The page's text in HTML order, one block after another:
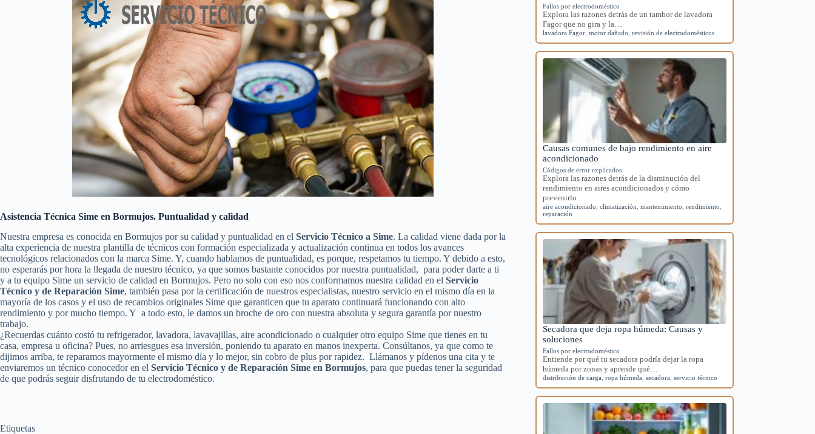
Asistencia Técnica Sime en Bormujos. Puntualidad y calidad
Nuestra empresa es conocida en Bormujos por su calidad y puntualidad en el Servicio Técnico a Sime. La calidad viene dada por la
alta experiencia de nuestra plantilla de técnicos con formación especializada y actualización continua en todos los avances
tecnológicos relacionados con la marca Sime. Y, cuando hablamos de puntualidad, es porque, respetamos tu tiempo. Y debido a esto,
no esperarás por hora la llegada de nuestro técnico, ya que somos bastante conocidos por nuestra puntualidad, para poder darte a ti
y a tu equipo Sime un servicio de calidad en Bormujos. Pero no solo con eso nos conformamos nuestra calidad en el Servicio
Técnico y de Reparación Sime, también pasa por la certificación de nuestros especialistas, nuestro servicio en el mismo día en la
mayoría de los casos y el uso de recambios originales Sime que garanticen que tu aparato continuará funcionando con alto
rendimiento y por mucho tiempo. Y a todo esto, le damos un broche de oro con nuestra absoluta y segura garantía por nuestro
trabajo.
¿Recuerdas cuánto costó tu refrigerador, lavadora, lavavajillas, aire acondicionado o cualquier otro equipo Sime que tienes en tu
casa, empresa u oficina? Pues, no arriesgues esa inversión, poniendo tu aparato en manos inexperta. Consúltanos, ya que como te
dijimos arriba, te reparamos mayormente el mismo día y lo mejor, sin cobro de plus por rapidez. Llámanos y pídenos una cita y te
enviaremos un técnico conocedor en el Servicio Técnico y de Reparación Sime en Bormujos, para que puedas tener la seguridad
de que podrás seguir disfrutando de tu electrodoméstico.
Etiquetas
Fallos por electrodoméstico
Explora las razones detrás de un tambor de lavadora
Fagor que no gira y la…
lavadora Fagor ,motor dañado ,revisión de electrodomésticos
Causas comunes de bajo rendimiento en aire
acondicionado
Códigos de error explicados
Explora las razones detrás de la disminución del
rendimiento en aires acondicionados y cómo
prevenirlo.
aire acondicionado ,climatización ,mantenimiento ,rendimiento
reparación
Secadora que deja ropa húmeda: Causas y
soluciones
Fallos por electrodoméstico
Entiende por qué tu secadora podría dejar la ropa
húmeda por zonas y aprende qué…
distribución de carga ,ropa húmeda ,secadora ,servicio técnico